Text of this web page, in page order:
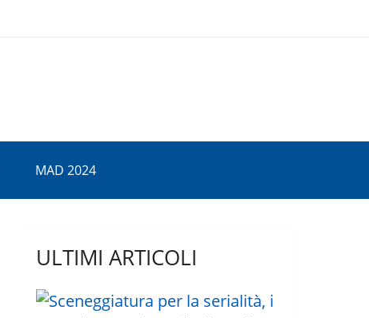
MAD 2024
ULTIMI ARTICOLI